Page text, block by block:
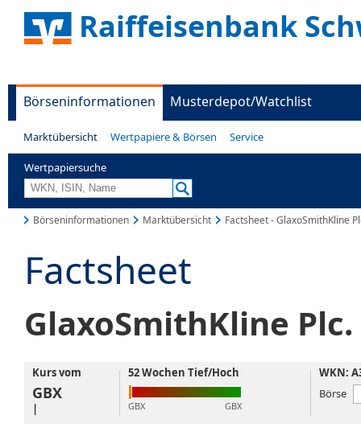
Raiffeisenbank
Börseninformationen Musterdepot/Watchlist
Marktübersicht Wertpapiere & Börsen Service
Wertpapiersuche
Börseninformationen Marktübersicht Factsheet - GlaxoSmithKline
Factsheet
GlaxoSmithKline Plc.
Kurs vom
GBX
|
52 Wochen Tief/Hoch
GBX GBX
WKN:
Börse